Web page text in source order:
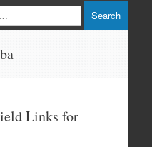
Links for